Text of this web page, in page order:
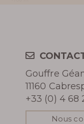
GÉANT
Gouffre
11160
+33 (0) 4 68
Nous